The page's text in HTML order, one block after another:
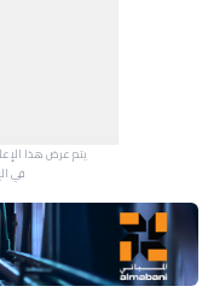
في
Advertisement Section